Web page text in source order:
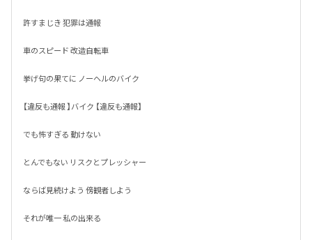
許すまじき 犯罪は通報
車のスピード 改造自転車
挙げ句の果てに ノーヘルのバイク
【違反も通報 】バイク 【違反も通報】
でも怖すぎる 動けない
とんでもない リスクとプレッシャー
ならば見続けよう 傍観者しよう
それが唯一 私の出来る